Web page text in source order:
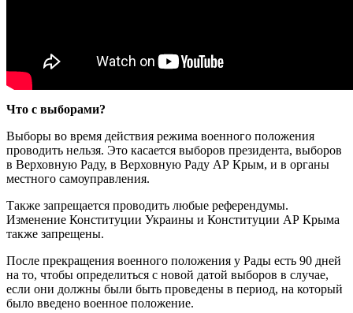
Что с выборами?
Выборы во время действия режима военного положения
проводить нельзя. Это касается выборов президента, выборов
в Верховную Раду, в Верховную Раду АР Крым, и в органы
местного самоуправления.
Также запрещается проводить любые референдумы.
Изменение Конституции Украины и Конституции АР Крыма
также запрещены.
После прекращения военного положения у Рады есть 90 дней
на то, чтобы определиться с новой датой выборов в случае,
если они должны были быть проведены в период, на который
было введено военное положение.